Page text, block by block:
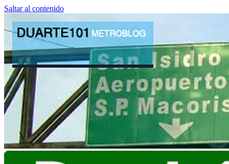
Saltar al contenido